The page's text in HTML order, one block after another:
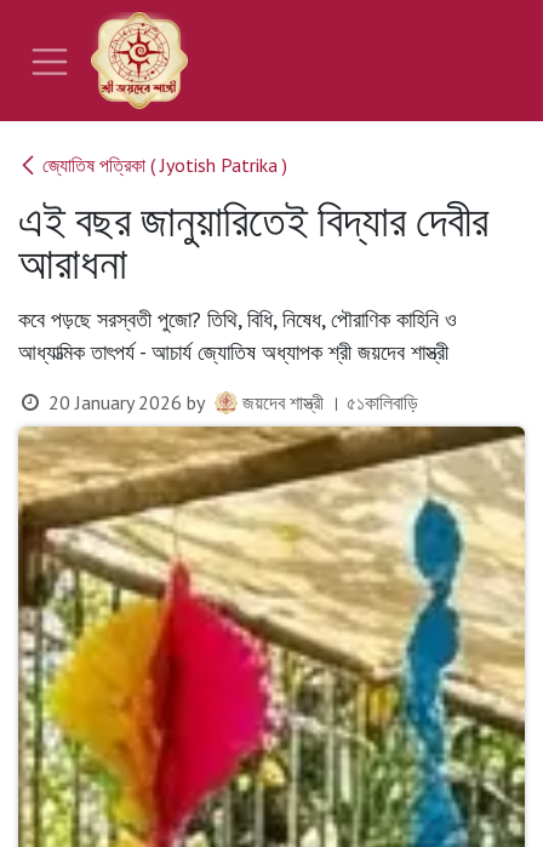
Skip to Content
জ্যোতিষ পত্রিকা ( Jyotish Patrika )
এই বছর জানুয়ারিতেই বিদ্যার দেবীর
আরাধনা
কবে পড়ছে সরস্বতী পুজো? তিথি, বিধি, নিষেধ, পৌরাণিক কাহিনি ও
আধ্যাত্মিক তাৎপর্য - আচার্য জ্যোতিষ অধ্যাপক শ্রী জয়দেব শাস্ত্রী
20 January 2026 by জয়দেব শাস্ত্রী । ৫১কালিবাড়ি